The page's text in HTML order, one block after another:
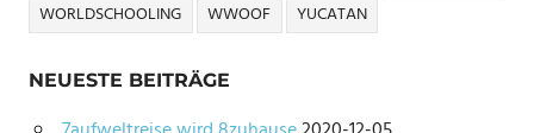
WORLDSCHOOLING
WWOOF YUCATAN
NEUESTE BEITRÄGE